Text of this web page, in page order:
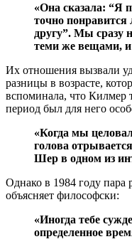
«Она сказала: “Я
точно понравится
другу”. Мы сразу
теми же вещами, и
Их отношения вызвали
разницы в возрасте,
вспоминала, что Килмер
период был для него
«Когда мы
голова
Шер в одном из
Однако в 1984 году пара
объясняет философски:
«Иногда тебе
определенное